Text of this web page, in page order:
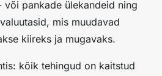
või pankade ülekandeid ning
mis muudavad
kiireks ja mugavaks.
kõik tehingud on kaitstud